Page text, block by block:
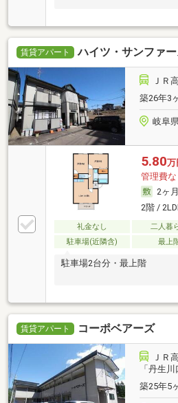
賃貸アパート ハイツ・サンファ
ＪＲ
築26年3
岐阜
5.80万
管理費な
2ヶ月
2階 /
礼金なし 二人暮
駐車場(近隣含)
最上
駐車場2台分・最上階
賃貸アパート コーポベアーズ
ＪＲ
「丹生
築25年5